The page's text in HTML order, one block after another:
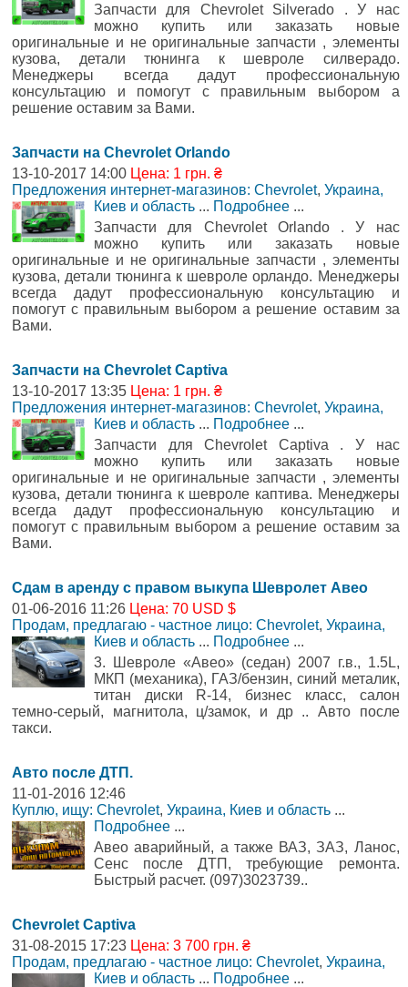
Запчасти для Chevrolet Silverado . У нас
можно купить или заказать новые
оригинальные и не оригинальные запчасти , элементы
кузова, детали тюнинга к шевроле силверадо.
Менеджеры всегда дадут профессиональную
консультацию и помогут с правильным выбором а
решение оставим за Вами.
Запчасти на Chevrolet Orlando
13-10-2017 14:00 Цена: 1 грн. ₴
Предложения интернет-магазинов: Chevrolet, Украина,
Киев и область ... Подробнее ...
Запчасти для Chevrolet Orlando . У нас
можно купить или заказать новые
оригинальные и не оригинальные запчасти , элементы
кузова, детали тюнинга к шевроле орландо. Менеджеры
всегда дадут профессиональную консультацию и
помогут с правильным выбором а решение оставим за
Вами.
Запчасти на Chevrolet Captiva
13-10-2017 13:35 Цена: 1 грн. ₴
Предложения интернет-магазинов: Chevrolet, Украина,
Киев и область ... Подробнее ...
Запчасти для Chevrolet Captiva . У нас
можно купить или заказать новые
оригинальные и не оригинальные запчасти , элементы
кузова, детали тюнинга к шевроле каптива. Менеджеры
всегда дадут профессиональную консультацию и
помогут с правильным выбором а решение оставим за
Вами.
Сдам в аренду с правом выкупа Шевролет Авео
01-06-2016 11:26 Цена: 70 USD $
Продам, предлагаю - частное лицо: Chevrolet, Украина,
Киев и область ... Подробнее ...
3. Шевроле «Авео» (седан) 2007 г.в., 1.5L,
МКП (механика), ГАЗ/бензин, синий металик,
титан диски R-14, бизнес класс, салон
темно-серый, магнитола, ц/замок, и др .. Авто после
такси.
Авто после ДТП.
11-01-2016 12:46
Куплю, ищу: Chevrolet, Украина, Киев и область ...
Подробнее ...
Авео аварийный, а также ВАЗ, ЗАЗ, Ланос,
Сенс после ДТП, требующие ремонта.
Быстрый расчет. (097)3023739..
Chevrolet Captiva
31-08-2015 17:23 Цена: 3 700 грн. ₴
Продам, предлагаю - частное лицо: Chevrolet, Украина,
Киев и область ... Подробнее ...